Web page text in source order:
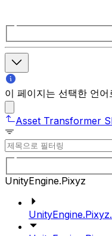
이 페이지는 선택한 언
Asset Transformer
UnityEngine.Pixyz